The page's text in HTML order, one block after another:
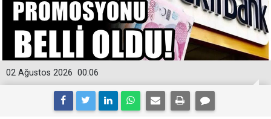
00:06
02 Ağustos 2026